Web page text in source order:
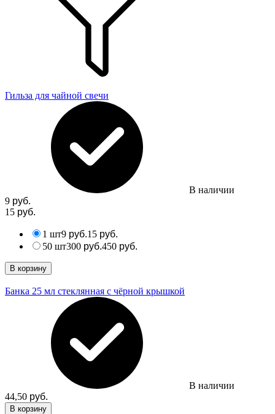
Гильза для чайной свечи
В наличии
9 руб.
15 руб.
1 шт9 руб. 15 руб.
50 шт300 руб. 450 руб.
В корзину
Банка 25 мл стеклянная с чёрной крышкой
В наличии
44,50 руб.
В корзину